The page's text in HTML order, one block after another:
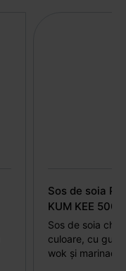
Sos de soia
KUM KEE
Sos de soia
culoare, cu
wok și marinade